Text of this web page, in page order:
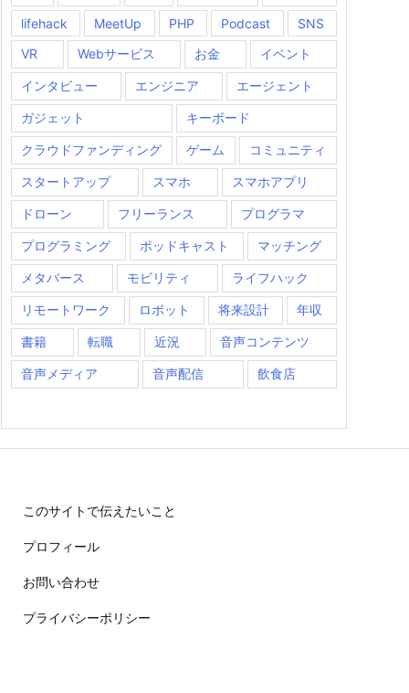
lifehack MeetUp PHP Podcast
SNS
VR
Webサービス お金 イベント
インタビュー エンジニア エージェント
ガジェット キーボード
クラウドファンディング ゲーム コミュニティ
スタートアップ スマホ スマホアプリ
ドローン フリーランス プログラマ
プログラミング ポッドキャスト マッチング
メタバース モビリティ ライフハック
リモートワーク ロボット 将来設計 年収
書籍 転職 近況 音声コンテンツ
音声メディア 音声配信 飲食店
このサイトで伝えたいこと
プロフィール
お問い合わせ
プライバシーポリシー